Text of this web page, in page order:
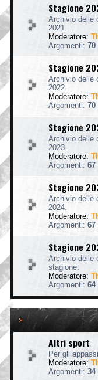
Stagione
Archivio delle
2021.
Moderatore:
Argomenti: 70
Stagione
Archivio delle
2022.
Moderatore:
Argomenti: 70
Stagione
Archivio delle
2023.
Moderatore:
Argomenti: 67
Stagione
Archivio delle
2024.
Moderatore:
Argomenti: 67
Stagione
Archivio delle
stagione.
Moderatore:
Argomenti: 64
Altri sport
Per gli
Moderatore:
Argomenti: 34